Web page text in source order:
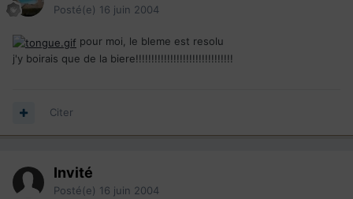
Posté(e) 16 juin 2004
pour moi, le bleme est resolu
j'y boirais que de la biere!!!!!!!!!!!!!!!!!!!!!!!!!!!!!!!
Citer
Invité
Posté(e) 16 juin 2004